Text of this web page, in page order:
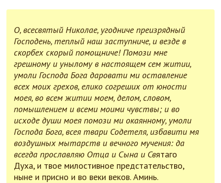
О, всесвятый Николае, угодниче преизрядный
Господень, теплый наш заступниче, и везде в
скорбех скорый помощниче! Помози мне
грешному и унылому в настоящем сем житии,
умоли Господа Бога даровати ми оставление
всех моих грехов, елико согреших от юности
моея, во всем житии моем, делом, словом,
помышлением и всеми моими чувствы; и во
исходе души моея помози ми окаянному, умоли
Господа Бога, всея твари Содетеля, избавити мя
воздушных мытарств и вечного мучения: да
всегда прославляю Отца и Сына и Святаго
Духа, и твое милостивное предстательство,
ныне и присно и во веки веков. Аминь.